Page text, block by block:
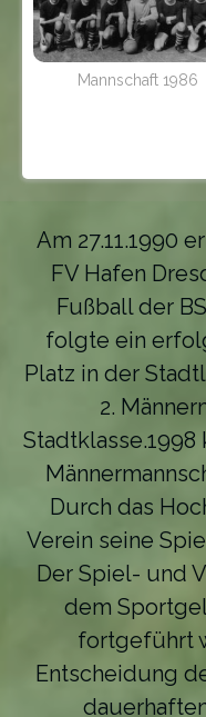
Mannschaft 1986
Am 27.11.1990
FV Hafen
Fußball der
folgte ein
Platz in der
2.
Stadtklasse.1998
Durch das
Verein seine
Der Spiel- und
dem
fortgeführt
Entscheidung